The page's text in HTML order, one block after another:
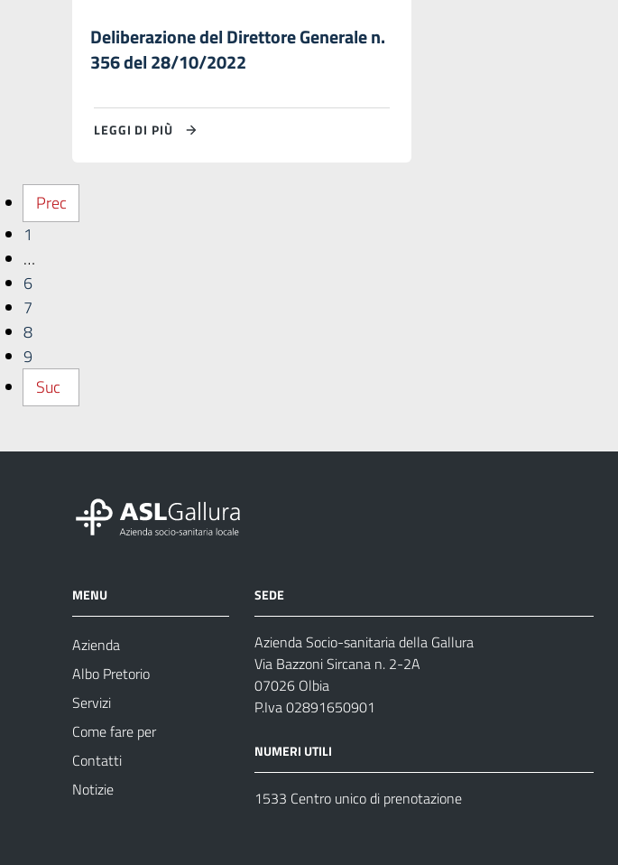
Deliberazione del Direttore Generale n.
356 del 28/10/2022
LEGGI DI PIÙ
Prec
1
…
6
7
8
9
Suc
MENU
Azienda
Albo Pretorio
Servizi
Come fare per
Contatti
Notizie
SEDE
Azienda Socio-sanitaria della Gallura
Via Bazzoni Sircana n. 2-2A
07026 Olbia
P.Iva 02891650901
NUMERI UTILI
1533 Centro unico di prenotazione